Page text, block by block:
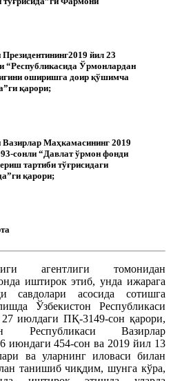
йил 23
“Республикасида Ўрмонлардан
оширишга доир қўшимча
қарори;
Вазирлар Маҳкамасининг 2019
сонли “Давлат ўрмон фонди
тартиби тўғрисидаги
қарори;
агентлиги томонидан
иштирок этиб, унда ижарага
асосида сотишга
Ўзбекистон Республикаси
июлдаги ПҚ-3149-сон қарори,
Республикаси Вазирлар
июндаги 454-сон ва 2019 йил 13
ва уларнинг иловаси билан
танишиб чиқдим, шунга кўра,